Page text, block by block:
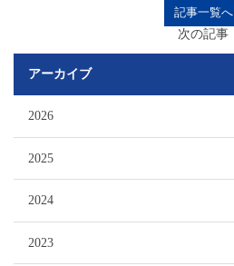
記事一覧へ
次の記事
アーカイブ
2026
2025
2024
2023